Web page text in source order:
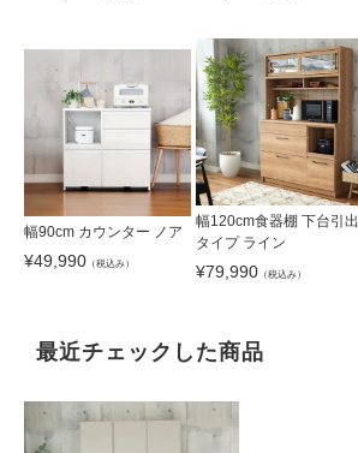
幅90cm カウンター ノア
¥49,990 （税込み）
幅120cm食器棚 下台引出
タイプ ライン
¥79,990 （税込み）
最近チェックした商品